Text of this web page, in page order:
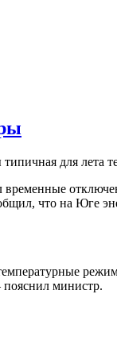
для лета
что на Юге
министр.